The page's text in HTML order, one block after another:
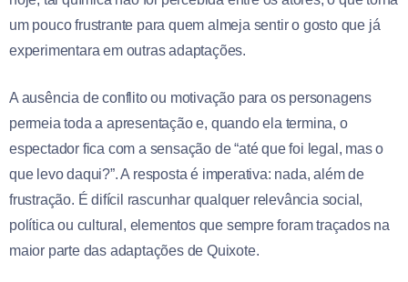
um pouco frustrante para quem almeja sentir o gosto que já
experimentara em outras adaptações.
A ausência de conflito ou motivação para os personagens
permeia toda a apresentação e, quando ela termina, o
espectador fica com a sensação de “até que foi legal, mas o
que levo daqui?”. A resposta é imperativa: nada, além de
frustração. É difícil rascunhar qualquer relevância social,
política ou cultural, elementos que sempre foram traçados na
maior parte das adaptações de Quixote.